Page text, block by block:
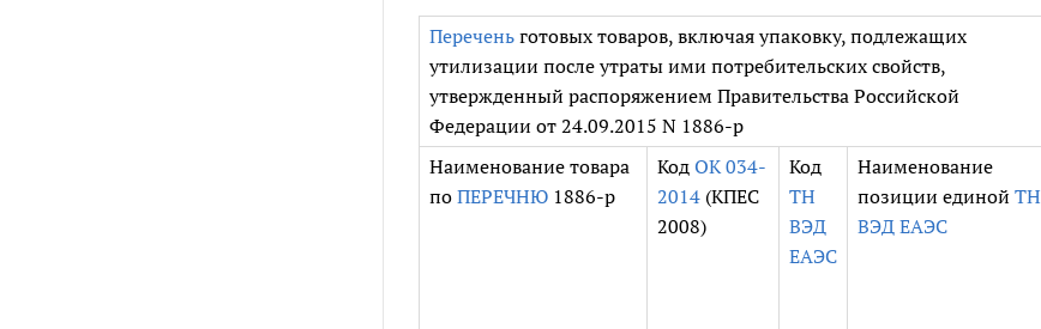
Переченьготовых товаров, включая упаковку, подлежащих
утилизации после утраты ими потребительских свойств,
утвержденный распоряжением Правительства Российской
Федерации от 24.09.2015 N 1886-р
Наименование товара
по ПЕРЕЧНЮ1886-р
Код ОК 034-
2014(КПЕС
2008)
Код
ТН
ВЭД
ЕАЭС
Наименование
позиции единой ТН
ВЭД ЕАЭС